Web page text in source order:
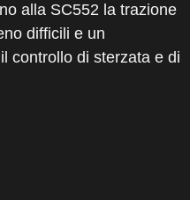
alla SC552 la trazione
difficili e un
controllo di sterzata e di